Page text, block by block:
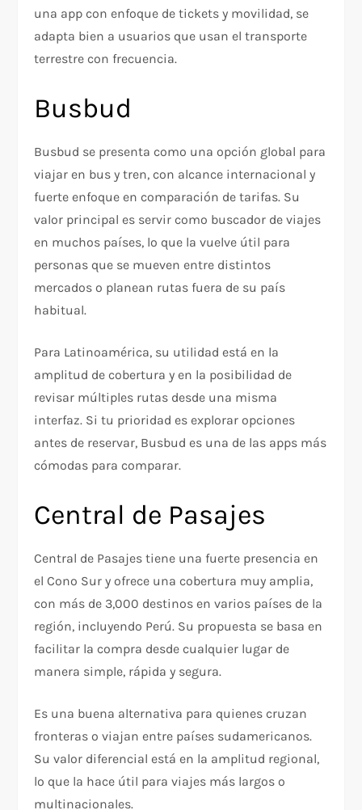
una app con enfoque de tickets y movilidad, se
adapta bien a usuarios que usan el transporte
terrestre con frecuencia.
Busbud
Busbud se presenta como una opción global para
viajar en bus y tren, con alcance internacional y
fuerte enfoque en comparación de tarifas. Su
valor principal es servir como buscador de viajes
en muchos países, lo que la vuelve útil para
personas que se mueven entre distintos
mercados o planean rutas fuera de su país
habitual.
Para Latinoamérica, su utilidad está en la
amplitud de cobertura y en la posibilidad de
revisar múltiples rutas desde una misma
interfaz. Si tu prioridad es explorar opciones
antes de reservar, Busbud es una de las apps más
cómodas para comparar.
Central de Pasajes
Central de Pasajes tiene una fuerte presencia en
el Cono Sur y ofrece una cobertura muy amplia,
con más de 3,000 destinos en varios países de la
región, incluyendo Perú. Su propuesta se basa en
facilitar la compra desde cualquier lugar de
manera simple, rápida y segura.
Es una buena alternativa para quienes cruzan
fronteras o viajan entre países sudamericanos.
Su valor diferencial está en la amplitud regional,
lo que la hace útil para viajes más largos o
multinacionales.